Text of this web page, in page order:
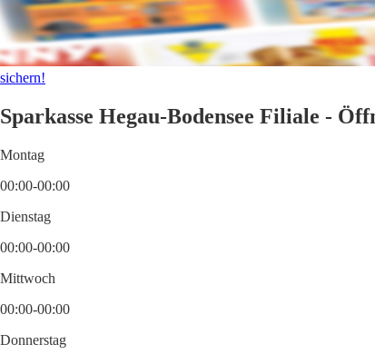
sichern!
Sparkasse Hegau-Bodensee Filiale -
Montag
00:00-00:00
Dienstag
00:00-00:00
Mittwoch
00:00-00:00
Donnerstag